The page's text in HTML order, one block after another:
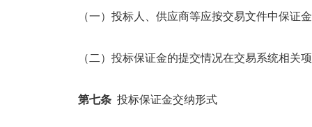
（一）投标人、供应商等应按交易文件中保证
（二）投标保证金的提交情况在交易系统相关
第七条 投标保证金交纳形式